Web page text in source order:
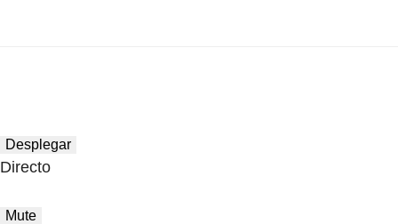
Desplegar
Directo
Mute